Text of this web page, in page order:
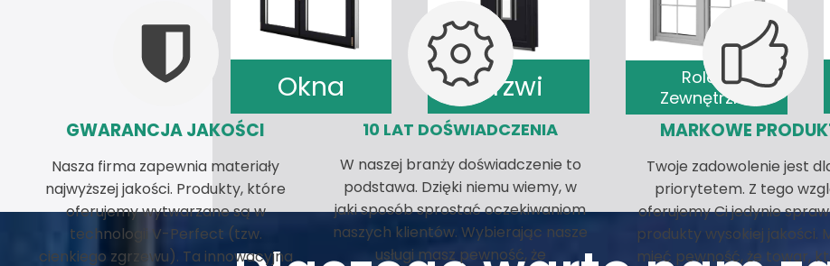
Okna Drzwi
Rolety
Zewnętrzne
GWARANCJA JAKOŚCI
Nasza firma zapewnia materiały
najwyższej jakości. Produkty, które
oferujemy wytwarzane są w
technologii V-Perfect (tzw.
cienkiego zgrzewu). Ta innowacyjna
10 LAT DOŚWIADCZENIA
W naszej branży doświadczenie to
podstawa. Dzięki niemu wiemy, w
jaki sposób sprostać oczekiwaniom
naszych klientów. Wybierając nasze
usługi masz pewność, że
MARKOWE
Twoje zadowolenie jest
priorytetem. Z tego
oferujemy Ci jedynie
produkty wysokiej jakości.
mieć pewność, że towar,